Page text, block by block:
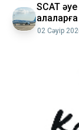
SCAT
02 Сәуір